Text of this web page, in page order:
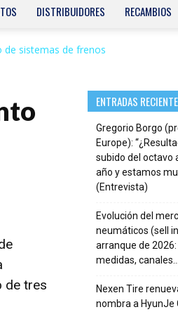
DISTRIBUIDORES RECAMBIOS
de sistemas de frenos
de tres
ENTRADAS
Gregorio Borgo
Europe):
subido del octavo
año y estamos
(Entrevista)
Evolución del
neumáticos (sell
arranque de
medidas,
Nexen Tire
nombra a HyunJe